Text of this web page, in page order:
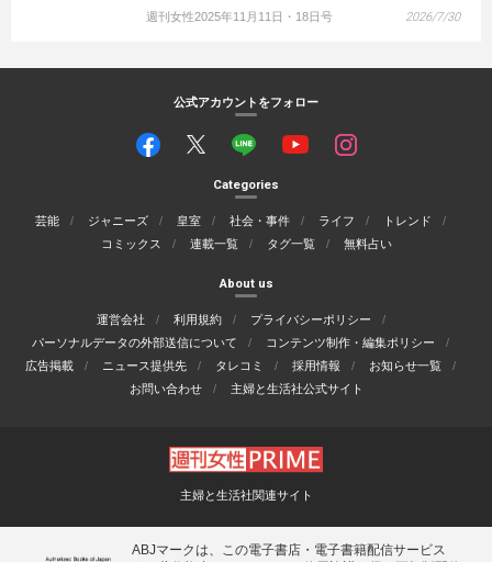
週刊女性2025年11月11日・18日号 2026/7/30
公式アカウントをフォロー
Categories
芸能 ジャニーズ 皇室 社会・事件 ライフ
トレンド
コミックス
連載一覧 タグ一覧 無料占い
About us
運営会社 利用規約
プライバシーポリシー
パーソナルデータの外部送信について
コンテンツ制作・編集ポリシー
広告掲載
ニュース提供先 タレコミ 採用情報
お知らせ一覧
お問い合わせ
主婦と生活社公式サイト
主婦と生活社関連サイト
ABJマークは、この電子書店・電子書籍配信サービス